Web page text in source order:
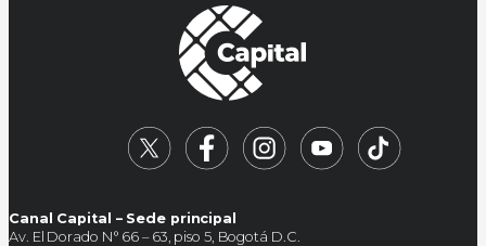
Canal Capital – Sede principal
Av. El Dorado N° 66 – 63, piso 5, Bogotá D.C.